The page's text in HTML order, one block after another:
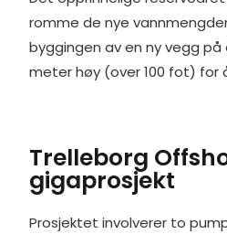
romme de nye
byggingen av en ny vegg
meter høy (over 100 fot) for
Trelleborg
gigaprosjekt
Prosjektet involverer to